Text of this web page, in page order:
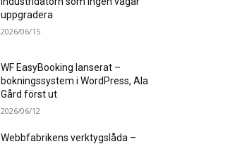
uppgradera
2026/06/15
WF EasyBooking lanserat –
bokningssystem i WordPress, Ala
Gård först ut
2026/06/12
Webbfabrikens verktygslåda –